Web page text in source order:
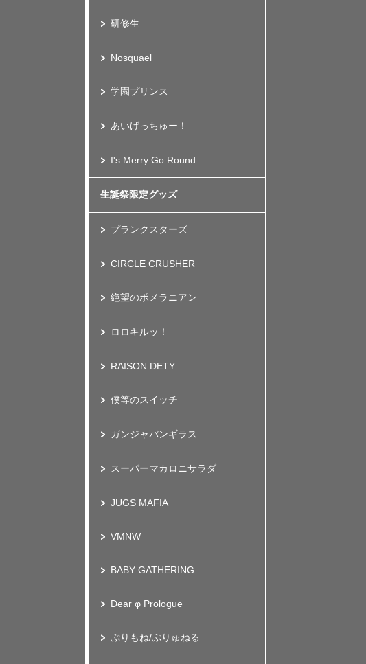
研修生
Nosquael
学園プリンス
あいげっちゅー！
I's Merry Go Round
生誕祭限定グッズ
プランクスターズ
CIRCLE CRUSHER
絶望のポメラニアン
ロロキルッ！
RAISON DETY
僕等のスイッチ
ガンジャバンギラス
スーパーマカロニサラダ
JUGS MAFIA
VMNW
BABY GATHERING
Dear φ Prologue
ぷりもね/ぷりゅねる